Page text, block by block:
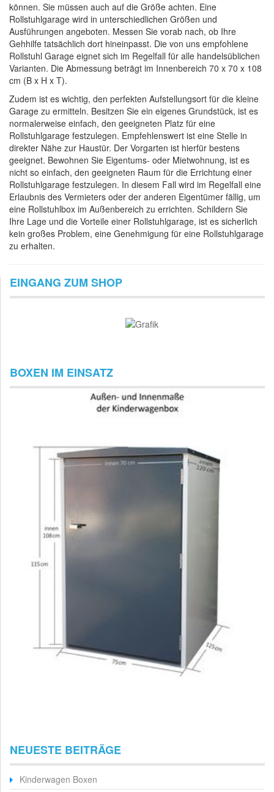
können. Sie müssen auch auf die Größe achten. Eine
Rollstuhlgarage wird in unterschiedlichen Größen und
Ausführungen angeboten. Messen Sie vorab nach, ob Ihre
Gehhilfe tatsächlich dort hineinpasst. Die von uns empfohlene
Rollstuhl Garage eignet sich im Regelfall für alle handelsüblichen
Varianten. Die Abmessung beträgt im Innenbereich 70 x 70 x 108
cm (B x H x T).
Zudem ist es wichtig, den perfekten Aufstellungsort für die kleine
Garage zu ermitteln. Besitzen Sie ein eigenes Grundstück, ist es
normalerweise einfach, den geeigneten Platz für eine
Rollstuhlgarage festzulegen. Empfehlenswert ist eine Stelle in
direkter Nähe zur Haustür. Der Vorgarten ist hierfür bestens
geeignet. Bewohnen Sie Eigentums- oder Mietwohnung, ist es
nicht so einfach, den geeigneten Raum für die Errichtung einer
Rollstuhlgarage festzulegen. In diesem Fall wird im Regelfall eine
Erlaubnis des Vermieters oder der anderen Eigentümer fällig, um
eine Rollstuhlbox im Außenbereich zu errichten. Schildern Sie
Ihre Lage und die Vorteile einer Rollstuhlgarage, ist es sicherlich
kein großes Problem, eine Genehmigung für eine Rollstuhlgarage
zu erhalten.
EINGANG ZUM SHOP
BOXEN IM EINSATZ
NEUESTE BEITRÄGE
Kinderwagen Boxen